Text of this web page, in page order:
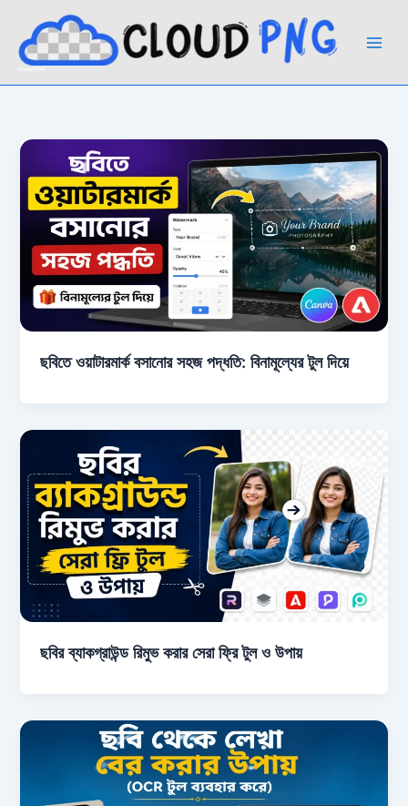
content
ছবিতে ওয়াটারমার্ক বসানোর সহজ পদ্ধতি: বিনামূল্যের টুল দিয়ে
ছবির ব্যাকগ্রাউন্ড রিমুভ করার সেরা ফ্রি টুল ও উপায়